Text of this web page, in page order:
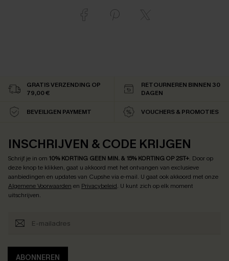
GRATIS VERZENDING OP
79,00 €
RETOURNEREN BINNEN 30
DAGEN
BEVEILIGEN PAYMEMT VOUCHERS & PROMOTIES
INSCHRIJVEN & CODE KRIJGEN
Schrijf je in om 10% KORTING GEEN MIN. & 15% KORTING OP 2ST+. Door op
deze knop te klikken, gaat u akkoord met het ontvangen van exclusieve
aanbiedingen en updates van Cupshe via e-mail. U gaat ook akkoord met onze
Algemene Voorwaarden en Privacybeleid. U kunt zich op elk moment
uitschrijven.
ABONNEREN